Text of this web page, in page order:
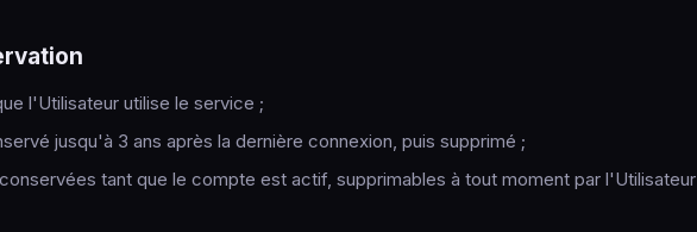
l'Utilisateur utilise le service ;
jusqu'à 3 ans après la dernière connexion, puis supprimé ;
tant que le compte est actif, supprimables à tout moment par l'Utilisateur